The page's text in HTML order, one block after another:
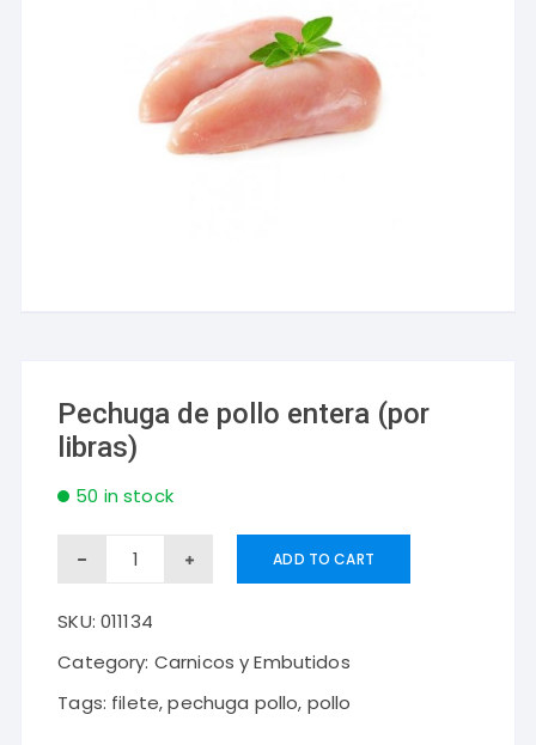
Pechuga de pollo entera (por
libras)
50 in stock
Pechuga
pollo
entera
(por
ADD TO CART
SKU: 011134
Category: Carnicos y Embutidos
Tags: filete,pechuga pollo, pollo